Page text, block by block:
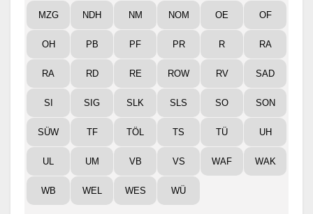
MZG NDH NM NOM OE OF
OH PB PF PR R RA
RA RD RE ROW RV SAD
SI SIG SLK SLS SO SON
SÜW TF TÖL TS TÜ UH
UL UM VB VS WAF WAK
WB WEL WES WÜ